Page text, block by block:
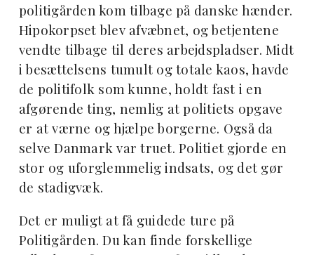
politigården kom tilbage på danske hænder.
Hipokorpset blev afvæbnet, og betjentene
vendte tilbage til deres arbejdspladser. Midt
i besættelsens tumult og totale kaos, havde
de politifolk som kunne, holdt fast i en
afgørende ting, nemlig at politiets opgave
er at værne og hjælpe borgerne. Også da
selve Danmark var truet. Politiet gjorde en
stor og uforglemmelig indsats, og det gør
de stadigvæk.
Det er muligt at få guidede ture på
Politigården. Du kan finde forskellige